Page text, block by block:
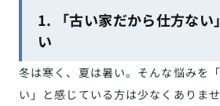
1. 「古い家だから仕方ない
い
冬は寒く、夏は暑い。そんな悩みを
い」と感じている方は少なくありま